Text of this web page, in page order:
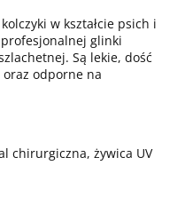
w kształcie psich i
profesjonalnej glinki
Są lekie, dość
odporne na
chirurgiczna, żywica UV